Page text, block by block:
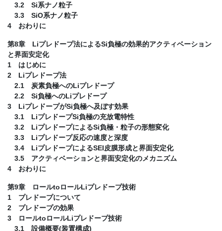
3.2 Si系ナノ粒子
3.3 SiO系ナノ粒子
4 おわりに
第8章 Liプレドープ法によるSi負極の効果的アクティベーション
と界面安定化
1 はじめに
2 Liプレドープ法
2.1 炭素負極へのLiプレドープ
2.2 Si負極へのLiプレドープ
3 LiプレドープがSi負極へ及ぼす効果
3.1 LiプレドープSi負極の充放電特性
3.2 LiプレドープによるSi負極・粒子の形態変化
3.3 Liプレドープ反応の速度と深度
3.4 LiプレドープによるSEI皮膜形成と界面安定化
3.5 アクティベーションと界面安定化のメカニズム
4 おわりに
第9章 ロールtoロールLiプレドープ技術
1 プレドープについて
2 プレドープの効果
3 ロールtoロールLiプレドープ技術
3.1 設備概要(装置構成)